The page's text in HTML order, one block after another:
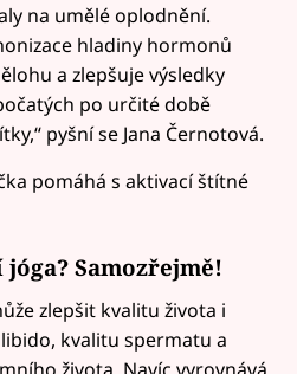
na umělé oplodnění.
hladiny hormonů
a zlepšuje výsledky
po určité době
pyšní se Jana Černotová.
pomáhá s aktivací štítné
Samozřejmě!
zlepšit kvalitu života i
kvalitu spermatu a